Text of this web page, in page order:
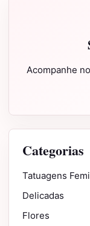
Acompanhe
Categorias
Tatuagens
Delicadas
Flores